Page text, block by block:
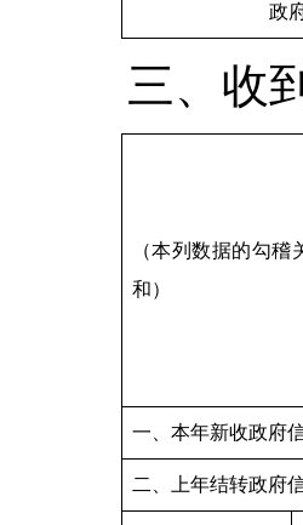
政
三、收
（本列数据的勾
和）
一、本年新收政府
二、上年结转政府